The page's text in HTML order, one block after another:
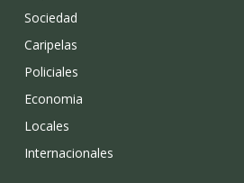
Sociedad
Caripelas
Policiales
Economia
Locales
Internacionales